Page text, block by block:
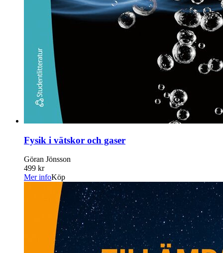
Fysik i vätskor och gaser
Göran Jönsson
499 kr
Mer infoKöp